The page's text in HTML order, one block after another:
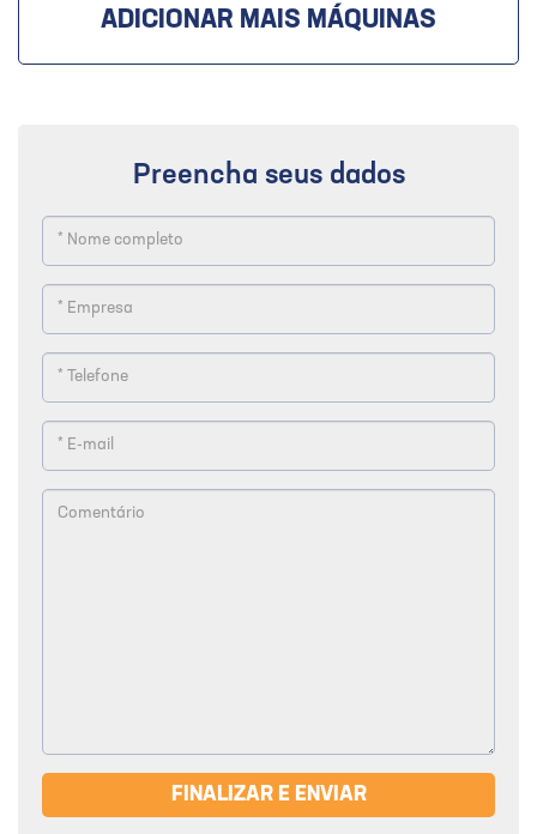
ADICIONAR MAIS MÁQUINAS
Preencha seus dados
FINALIZAR E ENVIAR